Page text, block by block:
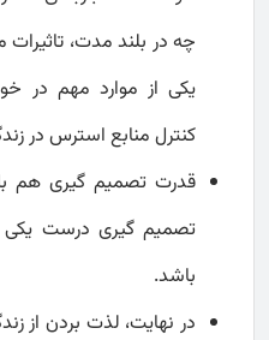
چه در بلند مدت،
یکی از موارد مهم در
کنترل منابع استرس در
قدرت تصمیم گیری هم
تصمیم گیری درست یکی
باشد.
در نهایت، لذت بردن از